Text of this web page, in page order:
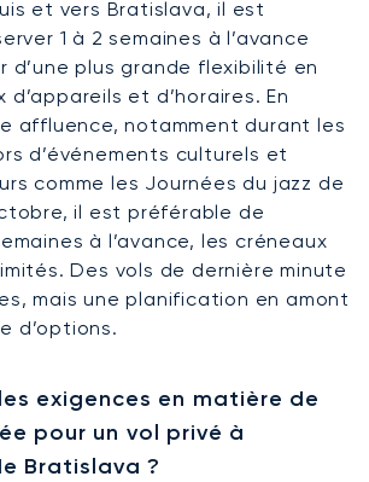
et vers Bratislava, il est
1 à 2 semaines à l’avance
d’une plus grande flexibilité en
et d’horaires. En
affluence, notamment durant les
d’événements culturels et
comme les Journées du jazz de
il est préférable de
à l’avance, les créneaux
Des vols de dernière minute
mais une planification en amont
d’options.
exigences en matière de
pour un vol privé à
Bratislava ?